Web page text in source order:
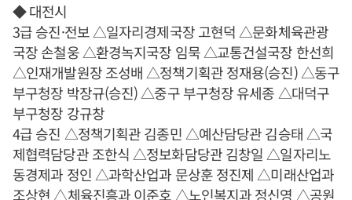
◆ 대전시
3급 승진·전보 △일자리경제국장 고현덕 △문화체육관광
국장 손철웅 △환경녹지국장 임묵 △교통건설국장 한선희
△인재개발원장 조성배 △정책기획관 정재용(승진) △동구
부구청장 박장규(승진) △중구 부구청장 유세종 △대덕구
부구청장 강규창
4급 승진 △정책기획관 김종민 △예산담당관 김승태 △국
제협력담당관 조한식 △정보화담당관 김창일 △일자리노
동경제과 정인 △과학산업과 문상훈 정진제 △미래산업과
조상현 △체육진흥과 이준호 △노인복지과 정신영 △공원